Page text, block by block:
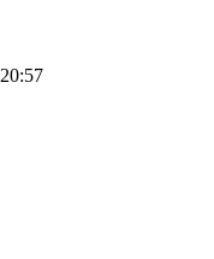
20:57